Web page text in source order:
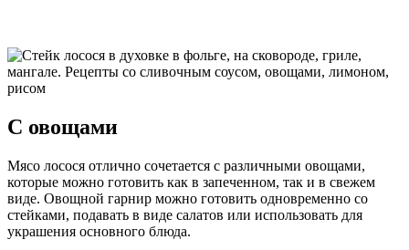
С овощами
Мясо лосося отлично сочетается с различными овощами,
которые можно готовить как в запеченном, так и в свежем
виде. Овощной гарнир можно готовить одновременно со
стейками, подавать в виде салатов или использовать для
украшения основного блюда.